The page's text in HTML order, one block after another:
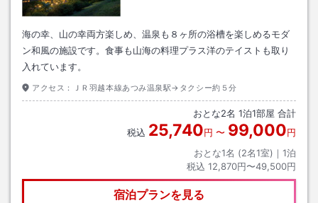
海の幸、山の幸両方楽しめ、温泉も８ヶ所の浴槽を楽しめるモダ
ン和風の施設です。食事も山海の料理プラス洋のテイストも取り
入れています。
アクセス： ＪＲ羽越本線あつみ温泉駅→タクシー約５分
おとな2名 1泊1部屋 合計
税込 25,740円 〜 99,000円
おとな1名 (2名1室)｜ 1泊
税込 12,870円〜49,500円
宿泊プランを見る